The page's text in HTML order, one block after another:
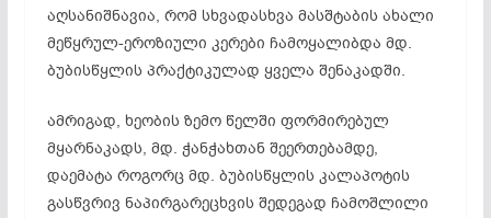
აღსანიშნავია, რომ სხვადასხვა მასშტაბის ახალი
მეწყრულ-ეროზიული კერები ჩამოყალიბდა მდ.
ბუბისწყლის პრაქტიკულად ყველა შენაკადში.
ამრიგად, ხეობის ზემო წელში ფორმირებულ
მყარნაკადს, მდ. ჭანჭახთან შეერთებამდე,
დაემატა როგორც მდ. ბუბისწყლის კალაპოტის
გასწვრივ ნაპირგარეცხვის შედეგად ჩამოშლილი